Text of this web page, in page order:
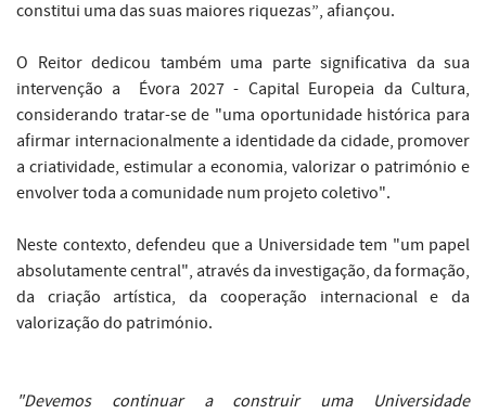
constitui uma das suas maiores riquezas”, afiançou.
O Reitor dedicou também uma parte significativa da sua
intervenção a Évora 2027 - Capital Europeia da Cultura,
considerando tratar-se de "uma oportunidade histórica para
afirmar internacionalmente a identidade da cidade, promover
a criatividade, estimular a economia, valorizar o património e
envolver toda a comunidade num projeto coletivo".
Neste contexto, defendeu que a Universidade tem "um papel
absolutamente central", através da investigação, da formação,
da criação artística, da cooperação internacional e da
valorização do património.
"Devemos continuar a construir uma Universidade